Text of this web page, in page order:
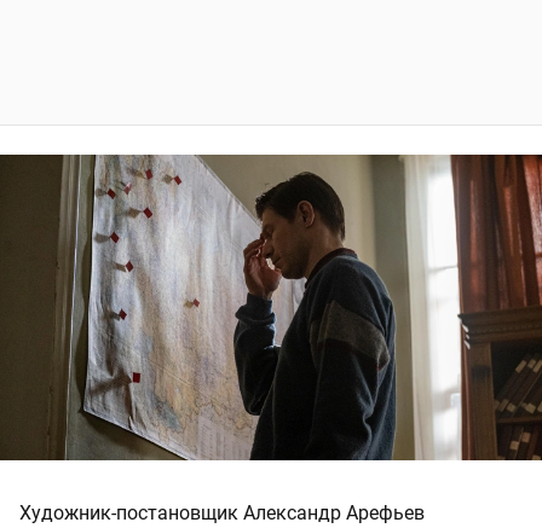
Художник-постановщик Александр Арефьев